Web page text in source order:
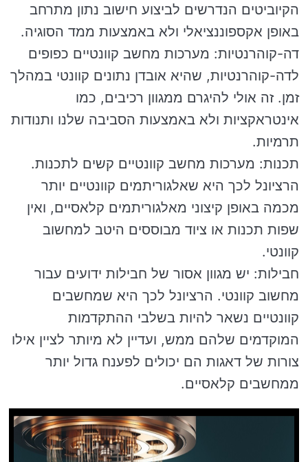
הקיוביטים הנדרשים לביצוע חישוב נתון מתרחב
באופן אקספוננציאלי ולא באמצעות ממד הסוגיה.
דה-קוהרנטיות: מערכות מחשב קוונטיים כפופים
לדה-קוהרנטיות, שהיא אובדן נתונים קוונטי במהלך
זמן. זה אולי להיגרם ממגוון רכיבים, כמו
אינטראקציות ולא באמצעות הסביבה שלנו ותנודות
תרמיות.
תכנות: מערכות מחשב קוונטיים קשים לתכנות.
הרציונל לכך היא שאלגוריתמים קוונטיים יותר
מכמה באופן קיצוני מאלגוריתמים קלאסיים, ואין
שפות תכנות או ציוד מבוססים היטב למחשוב
קוונטי.
חבילות: יש מגוון אסור של חבילות ידועים עבור
מחשוב קוונטי. הרציונל לכך היא שמחשבים
קוונטיים נשאר להיות בשלבי ההתקדמות
המוקדמים שלהם ממש, ועדיין לא מיותר לציין אילו
צורות של דאגות הם יכולים לפענח גדול יותר
ממחשבים קלאסיים.